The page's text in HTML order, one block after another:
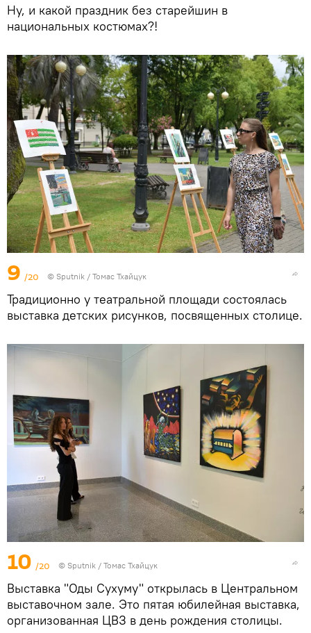
Ну, и какой праздник без старейшин в
национальных костюмах?!
9 /20 © Sputnik / Томас Тхайцук
Традиционно у театральной площади состоялась
выставка детских рисунков, посвященных столице.
10 /20 © Sputnik / Томас Тхайцук
Выставка "Оды Сухуму" открылась в Центральном
выставочном зале. Это пятая юбилейная выставка,
организованная ЦВЗ в день рождения столицы.